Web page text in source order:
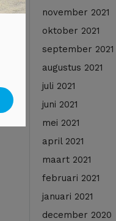
november 2021
oktober 2021
september 2021
augustus 2021
juli 2021
juni 2021
mei 2021
april 2021
maart 2021
februari 2021
januari 2021
december 2020